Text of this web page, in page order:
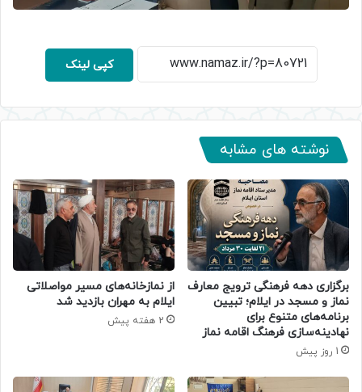
کپی لینک
نوشته های مشابه
برگزاری دهه فرهنگی ترویج معارف
نماز و مسجد در ایلام؛ تبیین
برنامه‌های متنوع برای
نهادینه‌سازی فرهنگ اقامه نماز
1 روز پیش
از نمازخانه‌های مسیر مواصلاتی
ایلام به مهران بازدید شد
2 هفته پیش